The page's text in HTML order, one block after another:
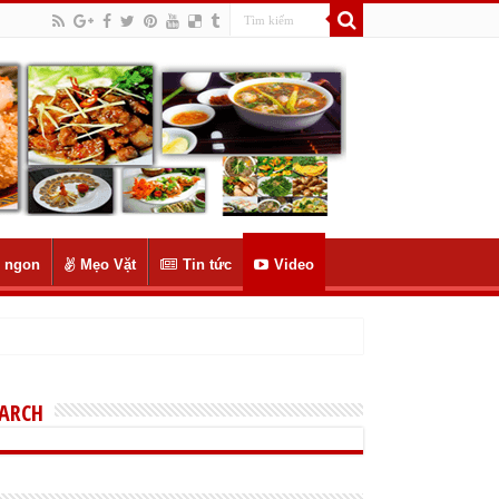
ngon Mẹo Vặt Tin tức Video